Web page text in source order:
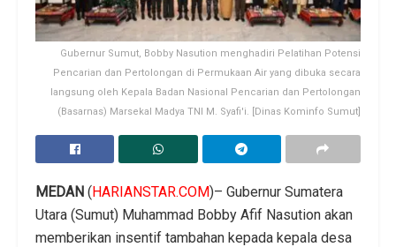
Gubernur Sumut, Bobby Nasution menghadiri Pelatihan Potensi
Pencarian dan Pertolongan di Permukaan Air yang dibuka secara
langsung oleh Kepala Badan Nasional Pencarian dan Pertolongan
(Basarnas) Marsekal Madya TNI M. Syafi'i. [Dinas Kominfo Sumut]
MEDAN (HARIANSTAR.COM)– Gubernur Sumatera
Utara (Sumut) Muhammad Bobby Afif Nasution akan
memberikan insentif tambahan kepada kepala desa